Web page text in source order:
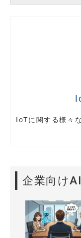
IoTに関する様々
企業向け